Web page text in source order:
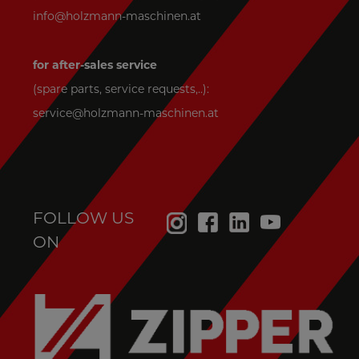
info@holzmann-maschinen.at
for after-sales service
(spare parts, service requests,..):
service@holzmann-maschinen.at
FOLLOW US
ON